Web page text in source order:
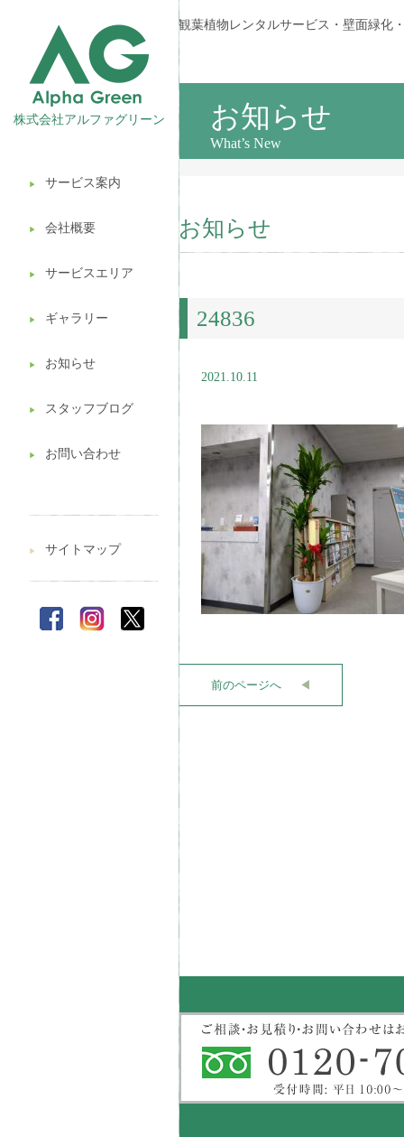
株式会社アルファグリーン
▶︎ サービス案内
▶︎ 会社概要
▶︎ サービスエリア
▶︎ ギャラリー
▶︎ お知らせ
▶︎ スタッフブログ
▶︎ お問い合わせ
観葉植物レンタル
壁面緑化
ギフト販売
造園ガーデニング
植木処分
▶︎ サイトマップ
観葉植物レンタルサービス・壁面緑化
お知らせ
What’s New
お知らせ
24836
2021.10.11
前のページへ ◀︎